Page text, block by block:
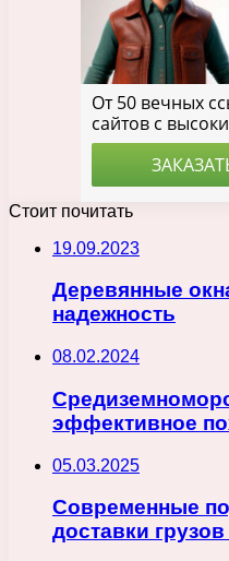
Стоит почитать
19.09.2023
Деревянные
надежность
08.02.2024
эффективное
05.03.2025
Современные
доставки